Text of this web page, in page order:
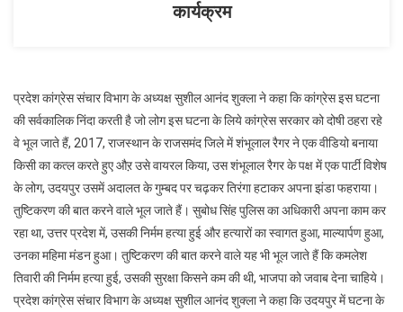
कार्यक्रम
प्रदेश कांग्रेस संचार विभाग के अध्यक्ष सुशील आनंद शुक्ला ने कहा कि कांग्रेस इस घटना
की सर्वकालिक निंदा करती है जो लोग इस घटना के लिये कांग्रेस सरकार को दोषी ठहरा रहे
वे भूल जाते हैं, 2017, राजस्थान के राजसमंद जिले में शंभूलाल रैगर ने एक वीडियो बनाया
किसी का कत्ल करते हुए औऱ उसे वायरल किया, उस शंभूलाल रैगर के पक्ष में एक पार्टी विशेष
के लोग, उदयपुर उसमें अदालत के गुम्बद पर चढ़कर तिरंगा हटाकर अपना झंडा फहराया।
तुष्टिकरण की बात करने वाले भूल जाते हैं। सुबोध सिंह पुलिस का अधिकारी अपना काम कर
रहा था, उत्तर प्रदेश में, उसकी निर्मम हत्या हुई और हत्यारों का स्वागत हुआ, माल्यार्पण हुआ,
उनका महिमा मंडन हुआ। तुष्टिकरण की बात करने वाले यह भी भूल जाते हैं कि कमलेश
तिवारी की निर्मम हत्या हुई, उसकी सुरक्षा किसने कम की थी, भाजपा को जवाब देना चाहिये।
प्रदेश कांग्रेस संचार विभाग के अध्यक्ष सुशील आनंद शुक्ला ने कहा कि उदयपुर में घटना के